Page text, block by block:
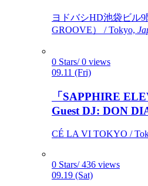
ヨドバシHD池袋ビル
GROOVE） / Tokyo,
0 Stars/ 0 views
09.11 (Fri)
「SAPPHIRE
Guest DJ: DON
CÉ LA VI TOKYO /
0 Stars/ 436 views
09.19 (Sat)